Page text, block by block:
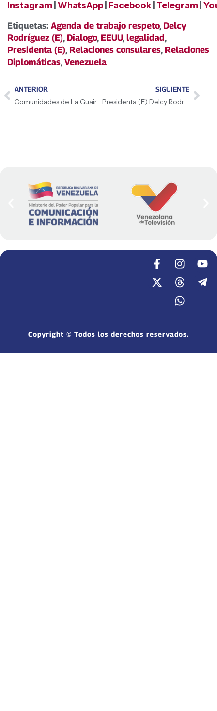
Instagram WhatsApp Facebook Telegram
Etiquetas: Agenda de trabajo respeto, Delcy
Rodríguez (E), Dialogo, EEUU,legalidad,
Presidenta (E), Relaciones consulares, Relaciones
Diplomáticas,Venezuela
ANTERIOR
Comunidades de La Guaira reciben financiamiento para proyectos priorizados
SIGUIENTE
Presidenta (E) Delcy Rodríguez desde Lara y ante más de 13 mil comuneros llamó a los venezolanos a participar en la Consulta Popular Nacional del 8M
Copyright © Todos los derechos reservados.